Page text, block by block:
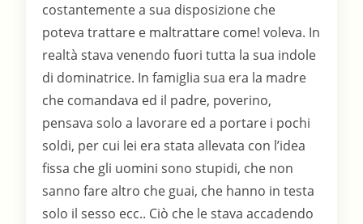
costantemente a sua disposizione che
poteva trattare e maltrattare come! voleva. In
realtà stava venendo fuori tutta la sua indole
di dominatrice. In famiglia sua era la madre
che comandava ed il padre, poverino,
pensava solo a lavorare ed a portare i pochi
soldi, per cui lei era stata allevata con l’idea
fissa che gli uomini sono stupidi, che non
sanno fare altro che guai, che hanno in testa
solo il sesso ecc.. Ciò che le stava accadendo